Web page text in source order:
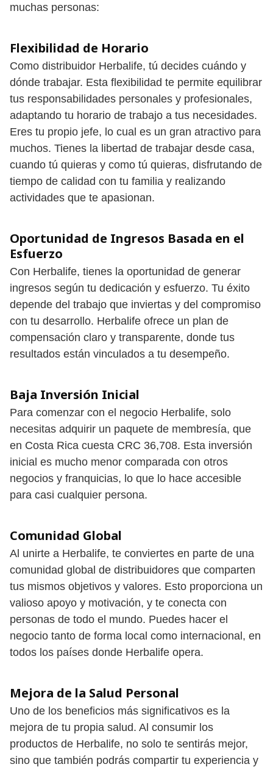
muchas personas:
Flexibilidad de Horario
Como distribuidor Herbalife, tú decides cuándo y
dónde trabajar. Esta flexibilidad te permite equilibrar
tus responsabilidades personales y profesionales,
adaptando tu horario de trabajo a tus necesidades.
Eres tu propio jefe, lo cual es un gran atractivo para
muchos. Tienes la libertad de trabajar desde casa,
cuando tú quieras y como tú quieras, disfrutando de
tiempo de calidad con tu familia y realizando
actividades que te apasionan.
Oportunidad de Ingresos Basada en el
Esfuerzo
Con Herbalife, tienes la oportunidad de generar
ingresos según tu dedicación y esfuerzo. Tu éxito
depende del trabajo que inviertas y del compromiso
con tu desarrollo. Herbalife ofrece un plan de
compensación claro y transparente, donde tus
resultados están vinculados a tu desempeño.
Baja Inversión Inicial
Para comenzar con el negocio Herbalife, solo
necesitas adquirir un paquete de membresía, que
en Costa Rica cuesta CRC 36,708. Esta inversión
inicial es mucho menor comparada con otros
negocios y franquicias, lo que lo hace accesible
para casi cualquier persona.
Comunidad Global
Al unirte a Herbalife, te conviertes en parte de una
comunidad global de distribuidores que comparten
tus mismos objetivos y valores. Esto proporciona un
valioso apoyo y motivación, y te conecta con
personas de todo el mundo. Puedes hacer el
negocio tanto de forma local como internacional, en
todos los países donde Herbalife opera.
Mejora de la Salud Personal
Uno de los beneficios más significativos es la
mejora de tu propia salud. Al consumir los
productos de Herbalife, no solo te sentirás mejor,
sino que también podrás compartir tu experiencia y